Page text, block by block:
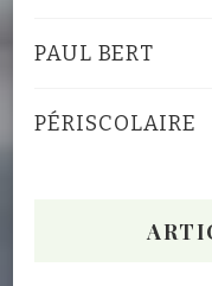
PAUL BERT
PÉRISCOLAIRE